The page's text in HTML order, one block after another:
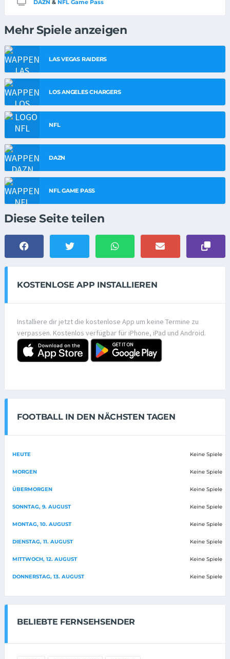
DAZN & NFL Game Pass
Mehr Spiele anzeigen
LAS VEGAS RAIDERS
LOS ANGELES CHARGERS
NFL
DAZN
NFL GAME PASS
Diese Seite teilen
KOSTENLOSE APP INSTALLIEREN
Installiere dir jetzt die kostenlose App um keine Termine zu
verpassen. Kostenlos verfügbar für iPhone, iPad und Android.
FOOTBALL IN DEN NÄCHSTEN TAGEN
HEUTE Keine Spiele
MORGEN Keine Spiele
ÜBERMORGEN Keine Spiele
SONNTAG, 9. AUGUST Keine Spiele
MONTAG, 10. AUGUST Keine Spiele
DIENSTAG, 11. AUGUST Keine Spiele
MITTWOCH, 12. AUGUST Keine Spiele
DONNERSTAG, 13. AUGUST Keine Spiele
BELIEBTE FERNSEHSENDER